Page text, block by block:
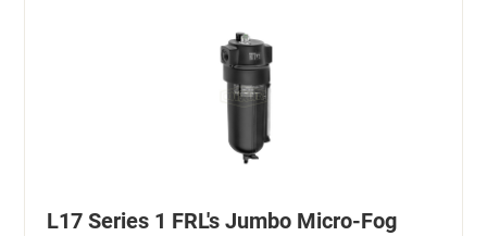
L17 Series 1 FRL's Jumbo Micro-Fog